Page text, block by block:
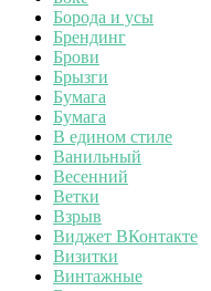
Борода и усы
Брендинг
Брови
Брызги
Бумага
Бумага
В едином стиле
Ванильный
Весенний
Ветки
Взрыв
Виджет ВКонтакте
Визитки
Винтажные